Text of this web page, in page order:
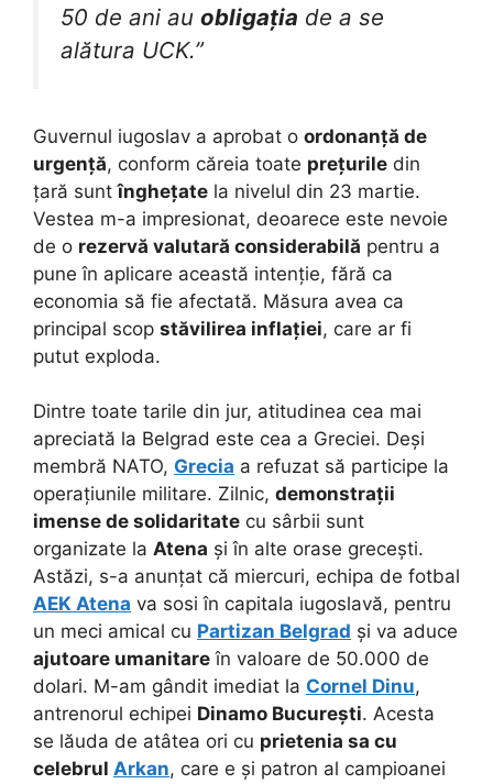
50 de ani au obligația de a se
alătura UCK.”
Guvernul iugoslav a aprobat o ordonanță de
urgență, conform căreia toate prețurile din
țară suntînghețate la nivelul din 23 martie.
Vestea m-a impresionat, deoarece este nevoie
de o rezervă valutară considerabilă pentru a
pune în aplicare această intenție, fără ca
economia să fie afectată. Măsura avea ca
principal scop stăvilirea inflației, care ar fi
putut exploda.
Dintre toate tarile din jur, atitudinea cea mai
apreciată la Belgrad este cea a Greciei. Deși
membră NATO, Grecia a refuzat să participe la
operațiunile militare. Zilnic, demonstrații
imense de solidaritate cu sârbii sunt
organizate la Atena și în alte orase grecești.
Astăzi, s-a anunțat că miercuri, echipa de fotbal
AEK Atena va sosi în capitala iugoslavă, pentru
un meci amical cu Partizan Belgrad și va aduce
ajutoare umanitare în valoare de 50.000 de
dolari. M-am gândit imediat la Cornel Dinu,
antrenorul echipei Dinamo București. Acesta
se lăuda de atâtea ori cu prietenia sa cu
celebrul Arkan, care e și patron al campioanei